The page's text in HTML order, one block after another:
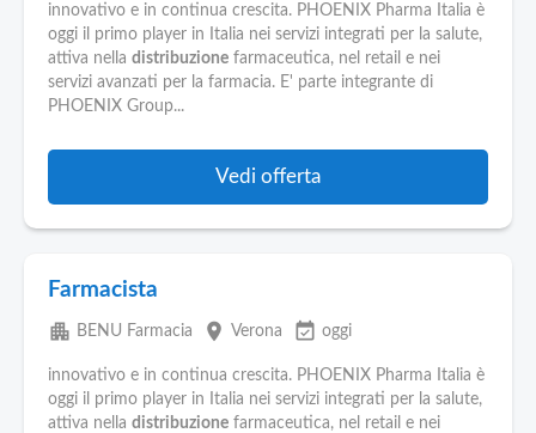
innovativo e in continua crescita. PHOENIX Pharma Italia è
oggi il primo player in Italia nei servizi integrati per la salute,
attiva nella distribuzione farmaceutica, nel retail e nei
servizi avanzati per la farmacia. E' parte integrante di
PHOENIX Group...
Vedi offerta
Farmacista
apartment BENU Farmacia place Verona event_available oggi
innovativo e in continua crescita. PHOENIX Pharma Italia è
oggi il primo player in Italia nei servizi integrati per la salute,
attiva nella distribuzione farmaceutica, nel retail e nei